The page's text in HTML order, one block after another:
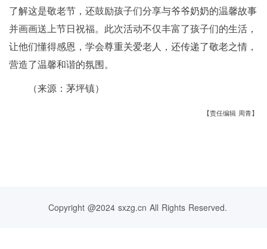
了解这是敬老节，还鼓励孩子们分享与爷爷奶奶的温馨故事
并画画送上节日祝福。此次活动不仅丰富了孩子们的生活，
让他们懂得感恩，学会尊重关爱老人，还传递了敬老之情，
营造了温馨和谐的氛围。
（来源：茅坪镇）
【责任编辑 周青】
Copyright @2024 sxzg.cn All Rights Reserved.